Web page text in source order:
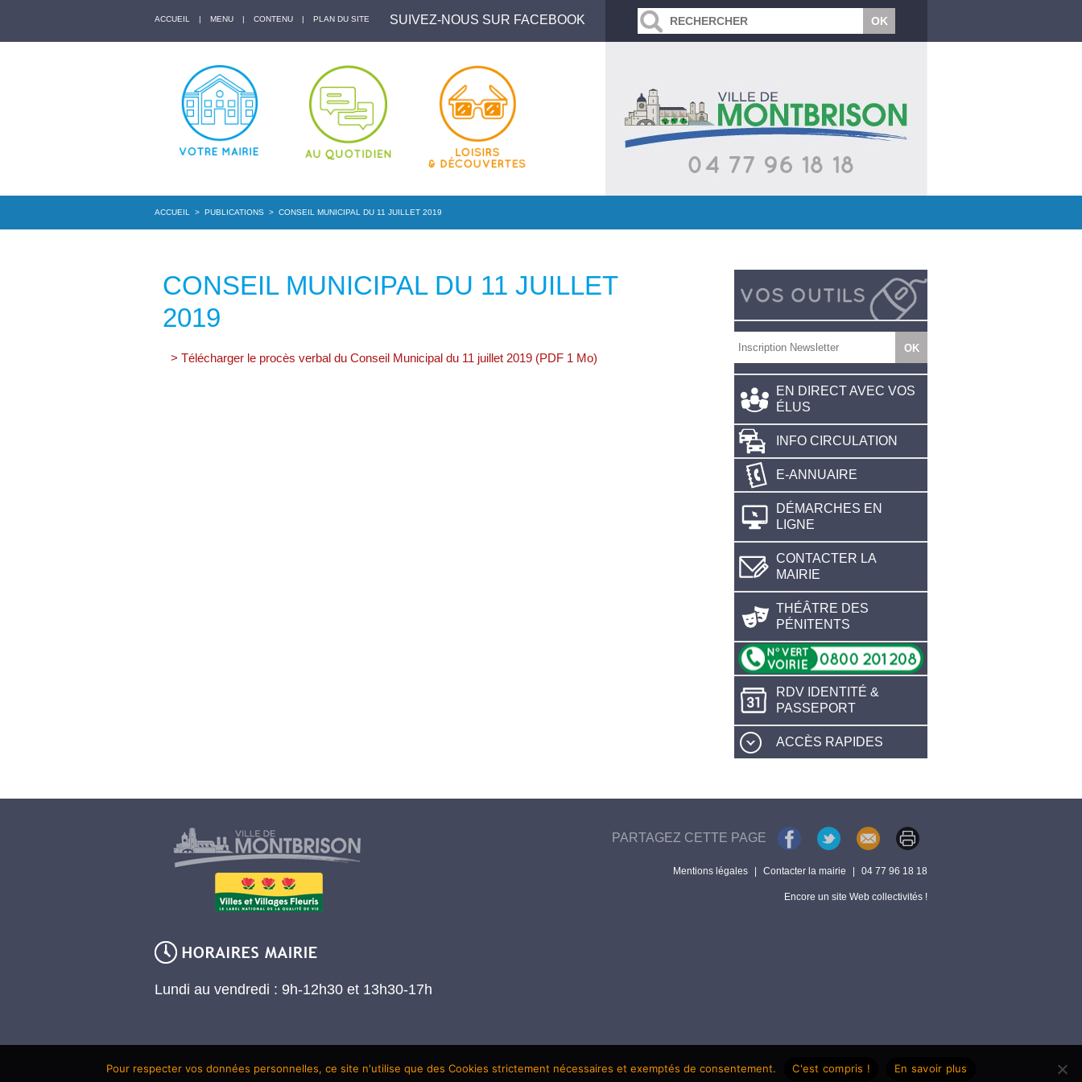
ACCUEIL | MENU | CONTENU | PLAN DU SITE SUIVEZ-NOUS SUR FACEBOOK
ACCUEIL > PUBLICATIONS > CONSEIL MUNICIPAL DU 11 JUILLET 2019
CONSEIL MUNICIPAL DU 11 JUILLET
2019
> Télécharger le procès verbal du Conseil Municipal du 11 juillet 2019 (PDF 1 Mo)
EN DIRECT AVEC VOS
ÉLUS
INFO CIRCULATION
E-ANNUAIRE
DÉMARCHES EN
LIGNE
CONTACTER LA
MAIRIE
THÉÂTRE DES
PÉNITENTS
RDV IDENTITÉ &
PASSEPORT
ACCÈS RAPIDES
Lundi au vendredi : 9h-12h30 et 13h30-17h
PARTAGEZ CETTE PAGE
Mentions légales Contacter la mairie 04 77 96 18 18
Encore un site Web collectivités !
Pour respecter vos données personnelles, ce site n'utilise que des Cookies strictement nécessaires et exemptés de consentement. C'est compris ! En savoir plus